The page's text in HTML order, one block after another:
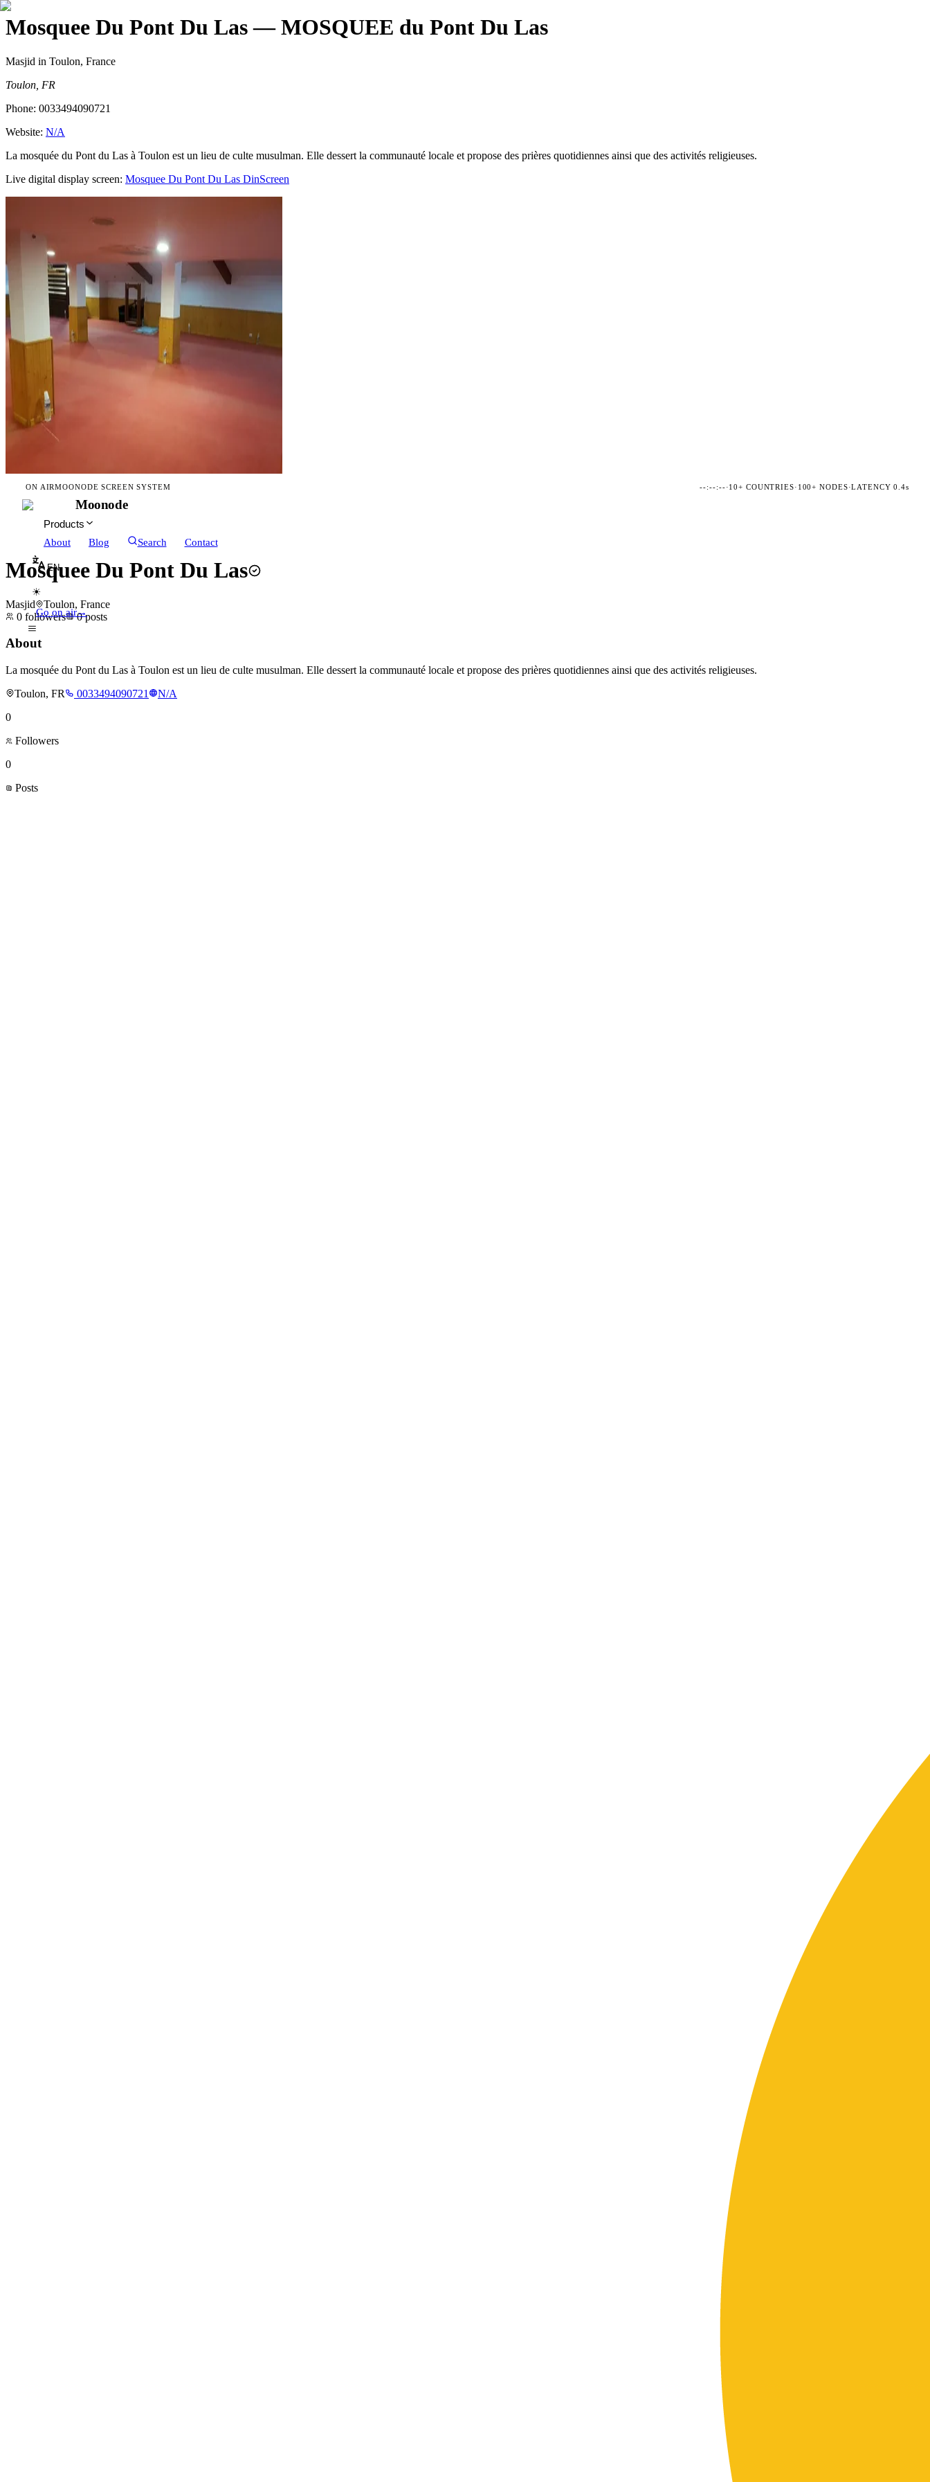
Mosquee Du Pont Du Las— MOSQUEE du Pont Du Las
Masjid in Toulon, France
Toulon, FR
Phone: 0033494090721
Website: N/A
La mosquée du Pont du Las à Toulon est un lieu de culte musulman. Elle dessert la communauté locale et propose des prières quotidiennes ainsi que des activités religieuses.
Live digital display screen: Mosquee Du Pont Du Las DinScreen
ON AIRMOONODE SCREEN SYSTEM --:--:--·10+ COUNTRIES· 100+ NODES·LATENCY 0.4s
Moonode
Products
About
Blog Search Contact
EN
☀
Go on air→
Mosquee Du Pont Du Las
Masjid
Toulon, France
0 followers 0 posts
About
La mosquée du Pont du Las à Toulon est un lieu de culte musulman. Elle dessert la communauté locale et propose des prières quotidiennes ainsi que des activités religieuses.
Toulon, FR
0033494090721
N/A
0
Followers
0
Posts